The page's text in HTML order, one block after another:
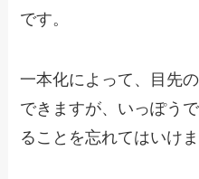
です。
一本化によって、目先
できますが、いっぽう
ることを忘れてはいけま